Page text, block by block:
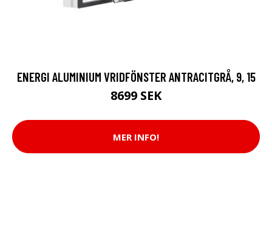
ENERGI ALUMINIUM VRIDFÖNSTER ANTRACITGRÅ, 9, 15
8699 SEK
MER INFO!